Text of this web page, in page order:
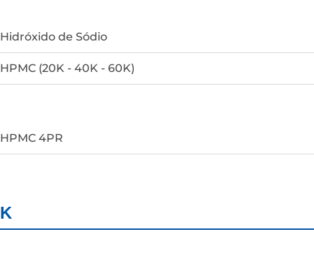
Hidróxido de Sódio
HPMC (20K - 40K - 60K)
HPMC 4PR
K